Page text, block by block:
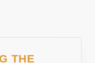
THE